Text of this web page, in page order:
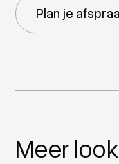
Plan je
Meer